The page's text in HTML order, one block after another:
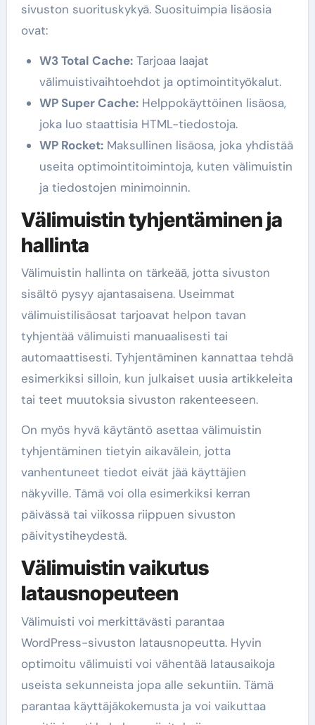
sivuston suorituskykyä. Suosituimpia lisäosia
ovat:
W3 Total Cache:Tarjoaa laajat
välimuistivaihtoehdot ja optimointityökalut.
WP Super Cache:Helppokäyttöinen lisäosa,
joka luo staattisia HTML-tiedostoja.
WP Rocket:Maksullinen lisäosa, joka yhdistää
useita optimointitoimintoja, kuten välimuistin
ja tiedostojen minimoinnin.
Välimuistin tyhjentäminen ja
hallinta
Välimuistin hallinta on tärkeää, jotta sivuston
sisältö pysyy ajantasaisena. Useimmat
välimuistilisäosat tarjoavat helpon tavan
tyhjentää välimuisti manuaalisesti tai
automaattisesti. Tyhjentäminen kannattaa tehdä
esimerkiksi silloin, kun julkaiset uusia artikkeleita
tai teet muutoksia sivuston rakenteeseen.
On myös hyvä käytäntö asettaa välimuistin
tyhjentäminen tietyin aikavälein, jotta
vanhentuneet tiedot eivät jää käyttäjien
näkyville. Tämä voi olla esimerkiksi kerran
päivässä tai viikossa riippuen sivuston
päivitystiheydestä.
Välimuistin vaikutus
latausnopeuteen
Välimuisti voi merkittävästi parantaa
WordPress-sivuston latausnopeutta. Hyvin
optimoitu välimuisti voi vähentää latausaikoja
useista sekunneista jopa alle sekuntiin. Tämä
parantaa käyttäjäkokemusta ja voi vaikuttaa